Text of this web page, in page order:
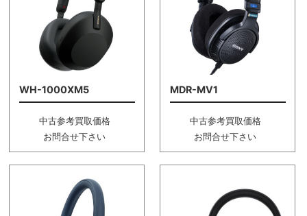
WH-1000XM5
中古参考買取価格
お問合せ下さい
MDR-MV1
中古参考買取価格
お問合せ下さい